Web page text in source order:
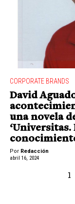
CORPORATE BRANDS
David
una novela
Por Redacción
abril 16, 2024
1